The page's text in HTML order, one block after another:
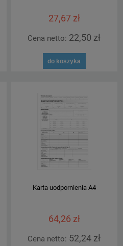
27,67 zł
Cena netto: 22,50 zł
do koszyka
Karta uodpornienia A4
64,26 zł
Cena netto: 52,24 zł